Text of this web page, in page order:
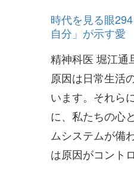
時代を見る眼
自分」が示す愛
精神科医 堀江通
原因は日常生活
います。それら
に、私たちの心
ムシステムが備
は原因がコント